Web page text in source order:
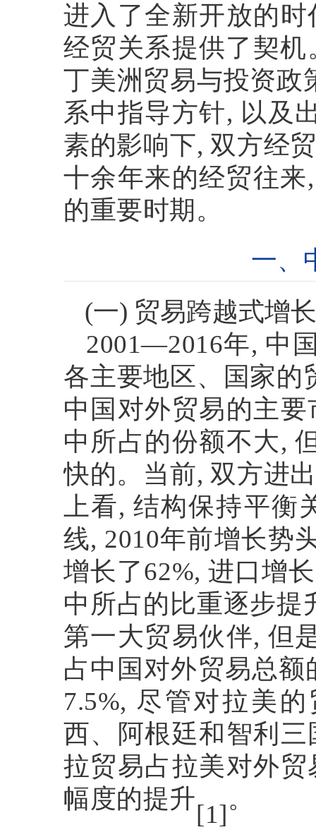
进入了全新开放的时
经贸关系提供了契机
丁美洲贸易与投资政
系中指导方针, 以及
素的影响下, 双方经
十余年来的经贸往来
的重要时期。
一、
(一) 贸易跨越式增长
2001—2016年, 中
各主要地区、国家的
中国对外贸易的主要
中所占的份额不大,
快的。当前,双方进
上看,结构保持平衡
线, 2010年前增长势
增长了62%, 进口增
中所占的比重逐步提
第一大贸易伙伴, 但
占中国对外贸易总额
7.5%, 尽管对拉美
西、阿根廷和智利
拉贸易占拉美对外
幅度的提升
[1]
。